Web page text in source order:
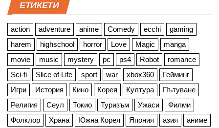
ЕТИКЕТИ
action adventure anime Comedy ecchi
gaming
harem
highschool horror Love Magic
manga
movie
music mystery pc ps4 Robot
romance
Sci-fi
Slice of Life sport war xbox360
Гейминг
Игри
История Кино Корея Култура
Пътуване
Религия
Сеул Токио Туризъм Ужаси
Филми
Фолклор
Храна Южна Корея Япония азия аниме